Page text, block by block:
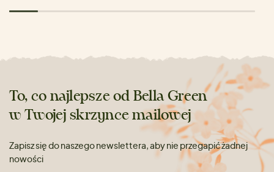
To, co najlepsze od Bella Green
w Twojej skrzynce mailowej
Zapisz się do naszego newslettera, aby nie przegapić żadnej
nowości